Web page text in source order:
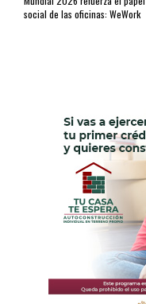
social de las oficinas: WeWork